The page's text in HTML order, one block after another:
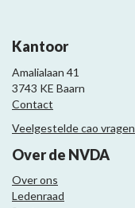
Kantoor
Amalialaan 41
3743 KE Baarn
Contact
Veelgestelde cao vragen
Over de NVDA
Over ons
Ledenraad